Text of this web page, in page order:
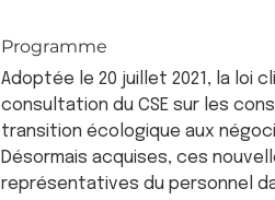
Programme
Adoptée le 20 juillet 2021, la loi
consultation du CSE sur les
transition écologique aux
Désormais acquises, ces
représentatives du personnel